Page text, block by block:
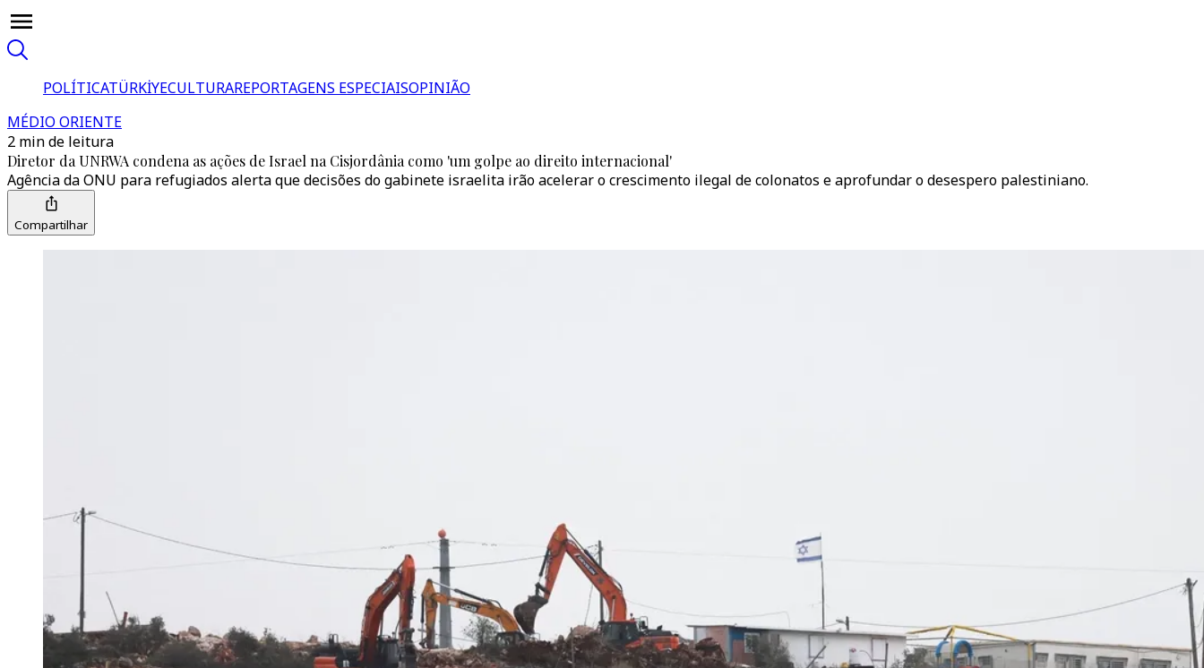
POLÍTICATÜRKİYECULTURAREPORTAGENS ESPECIAISOPINIÃO
MÉDIO ORIENTE
2 min de leitura
Diretor da UNRWA condena as ações de Israel na Cisjordânia como 'um golpe ao direito internacional'
Agência da ONU para refugiados alerta que decisões do gabinete israelita irão acelerar o crescimento ilegal de colonatos e aprofundar o desespero palestiniano.
Compartilhar